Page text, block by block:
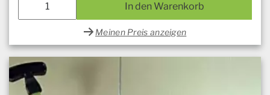
In den Warenkorb
Meinen Preis anzeigen